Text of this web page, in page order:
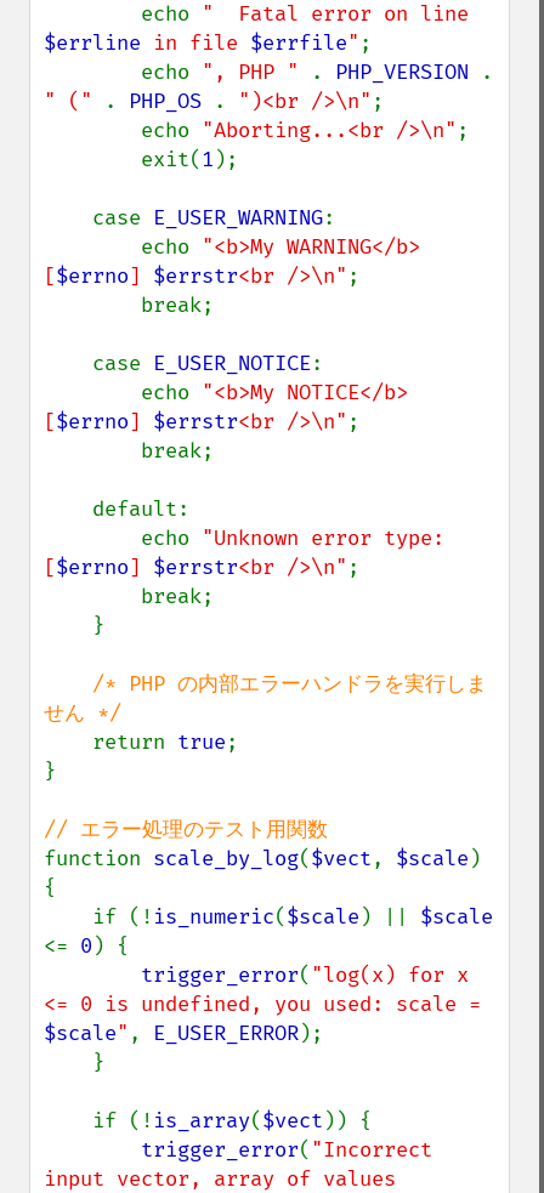
        echo
$errline in file $errfile" ;
        echo
", PHP " . PHP_VERSION
" ("
. PHP_OS . ")<br />\n" ;
        echo
"Aborting...<br />\n" ;
        exit(
1 );
    case
E_USER_WARNING:
        echo
"<b>My WARNING</b>
[$errno] $errstr<br />\n" ;
    case
E_USER_NOTICE:
        echo
"<b>My NOTICE</b>
[$errno] $errstr<br />\n" ;
        echo
"Unknown error type:
[$errno] $errstr<br />\n" ;
/* PHP の内部エラーハンドラを実行しま
せん */
return true;
}
function scale_by_log($vect, $scale )
{
    if (!
is_numeric($scale ) ||
<= 0 ) {
trigger_error( "log(x) for x
$scale" , E_USER_ERROR);
    if (!
is_array($vect )) {
trigger_error( "Incorrect
input vector, array of values